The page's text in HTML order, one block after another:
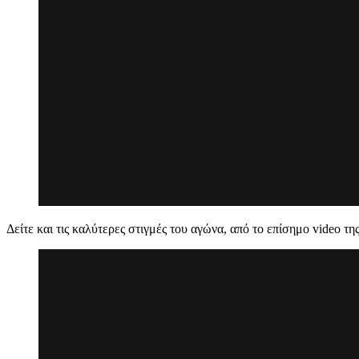
Δείτε και τις καλύτερες στιγμές του αγώνα, από το επίσημο video